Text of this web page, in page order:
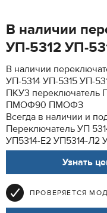
В наличии
УП-5312 УП-
В наличии
УП-5314 УП-5315 УП-
ПКУ3
ПМОФ90 ПМОФЗ
Всегда в наличии и
Переключатель УП
УП5314-Е2 УП5314-Л2
Узнать
ПРОВЕРЯЕТСЯ